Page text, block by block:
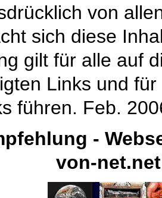
von
sich diese
gilt für alle auf
Links und
führen. Feb.
-
von-net.net